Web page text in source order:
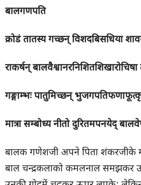
बालगणपति
क्रोडं तातस्य गच्छन् विशदबिसधिया
राकर्षन् बालवैश्वानरनिशितशिखारोचिषा
गङ्गाम्भः पातुमिच्छन्
मात्रा सम्बोध्य नीतो दुरितमपनयेद्
बालक गणेशजी अपने पिता शंकरजीके
बाल चन्द्रकलाको कमलनाल समझकर